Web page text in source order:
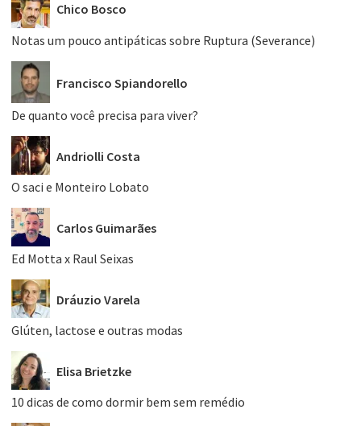
Chico Bosco
Notas um pouco antipáticas sobre Ruptura (Severance)
Francisco Spiandorello
De quanto você precisa para viver?
Andriolli Costa
O saci e Monteiro Lobato
Carlos Guimarães
Ed Motta x Raul Seixas
Dráuzio Varela
Glúten, lactose e outras modas
Elisa Brietzke
10 dicas de como dormir bem sem remédio